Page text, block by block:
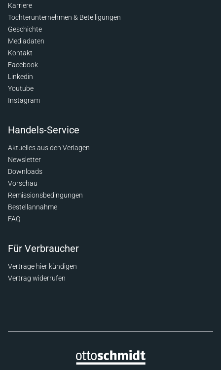
Karriere
Tochterunternehmen & Beteiligungen
Geschichte
Mediadaten
Kontakt
Facebook
Linkedin
Youtube
Instagram
Handels-Service
Aktuelles aus den Verlagen
Newsletter
Downloads
Vorschau
Remissionsbedingungen
Bestellannahme
FAQ
Für Verbraucher
Verträge hier kündigen
Vertrag widerrufen